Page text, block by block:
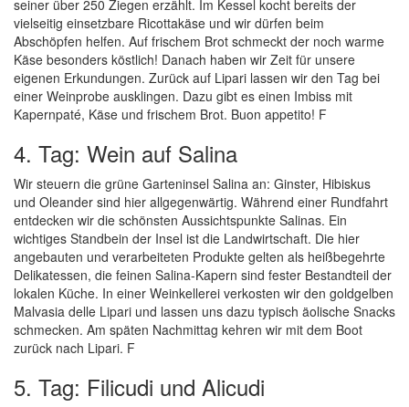
seiner über 250 Ziegen erzählt. Im Kessel kocht bereits der
vielseitig einsetzbare Ricottakäse und wir dürfen beim
Abschöpfen helfen. Auf frischem Brot schmeckt der noch warme
Käse besonders köstlich! Danach haben wir Zeit für unsere
eigenen Erkundungen. Zurück auf Lipari lassen wir den Tag bei
einer Weinprobe ausklingen. Dazu gibt es einen Imbiss mit
Kapernpaté, Käse und frischem Brot. Buon appetito! F
4. Tag: Wein auf Salina
Wir steuern die grüne Garteninsel Salina an: Ginster, Hibiskus
und Oleander sind hier allgegenwärtig. Während einer Rundfahrt
entdecken wir die schönsten Aussichtspunkte Salinas. Ein
wichtiges Standbein der Insel ist die Landwirtschaft. Die hier
angebauten und verarbeiteten Produkte gelten als heißbegehrte
Delikatessen, die feinen Salina-Kapern sind fester Bestandteil der
lokalen Küche. In einer Weinkellerei verkosten wir den goldgelben
Malvasia delle Lipari und lassen uns dazu typisch äolische Snacks
schmecken. Am späten Nachmittag kehren wir mit dem Boot
zurück nach Lipari. F
5. Tag: Filicudi und Alicudi